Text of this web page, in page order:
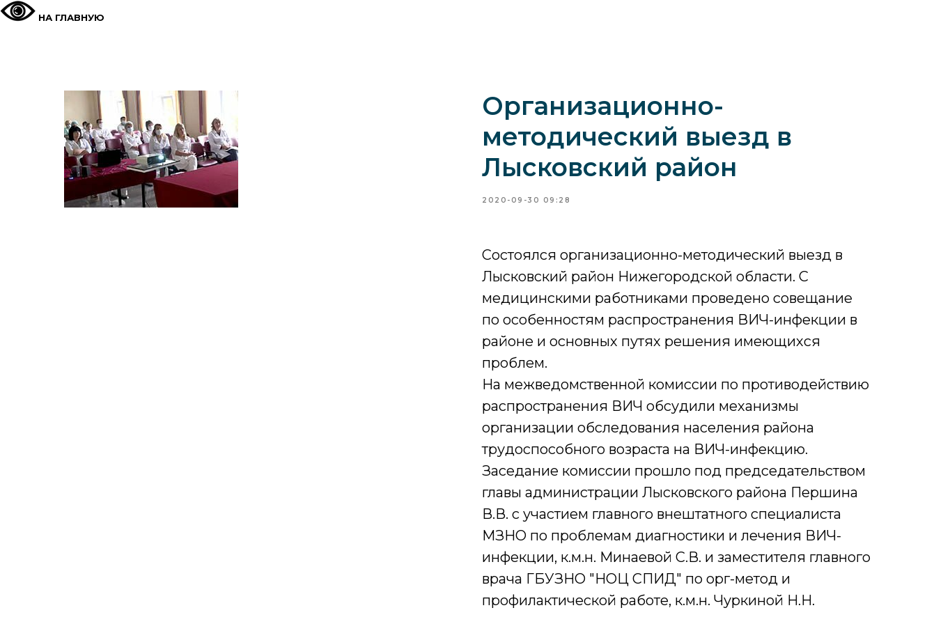
НА ГЛАВНУЮ
Организационно-
методический выезд в
Лысковский район
2020-09-30 09:28
Состоялся организационно-методический выезд в
Лысковский район Нижегородской области. С
медицинскими работниками проведено совещание
по особенностям распространения ВИЧ-инфекции в
районе и основных путях решения имеющихся
проблем.
На межведомственной комиссии по противодействию
распространения ВИЧ обсудили механизмы
организации обследования населения района
трудоспособного возраста на ВИЧ-инфекцию.
Заседание комиссии прошло под председательством
главы администрации Лысковского района Першина
В.В. с участием главного внештатного специалиста
МЗНО по проблемам диагностики и лечения ВИЧ-
инфекции, к.м.н. Минаевой С.В. и заместителя главного
врача ГБУЗНО "НОЦ СПИД" по орг-метод и
профилактической работе, к.м.н. Чуркиной Н.Н.